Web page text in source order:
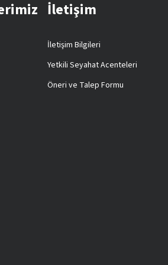
İletişim
İletişim Bilgileri
Yetkili Seyahat Acenteleri
Öneri ve Talep Formu